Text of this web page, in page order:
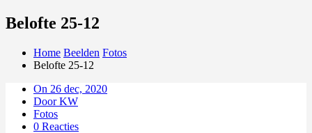
Belofte 25-12
Home Beelden Fotos
Belofte 25-12
On 26 dec, 2020
Door KW
Fotos
0 Reacties